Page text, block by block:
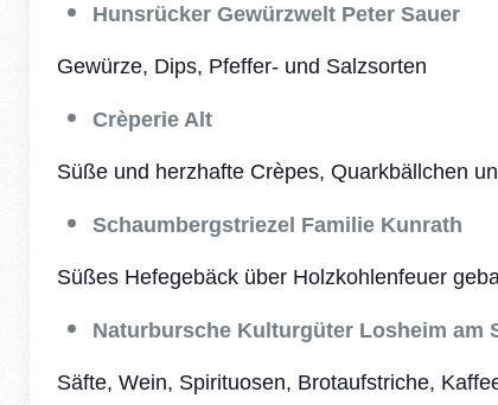
Hunsrücker Gewürzwelt Peter Sauer
Gewürze, Dips, Pfeffer- und Salzsorten
Crèperie Alt
Süße und herzhafte Crèpes, Quarkbällchen
Schaumbergstriezel Familie Kunrath
Süßes Hefegebäck über Holzkohlenfeuer
Naturbursche Kulturgüter Losheim am
Säfte, Wein, Spirituosen, Brotaufstriche,